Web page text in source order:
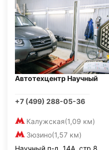
Автотехцентр Научный
+7 (499) 288-05-36
Калужская(1,09 км)
Зюзино(1,57 км)
Научный п-д, 14А, стр.8